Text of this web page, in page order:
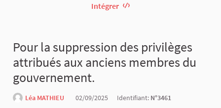
Intégrer
Pour la suppression des privilèges
attribués aux anciens membres du
gouvernement.
Léa MATHIEU 02/09/2025 Identifiant: N°3461